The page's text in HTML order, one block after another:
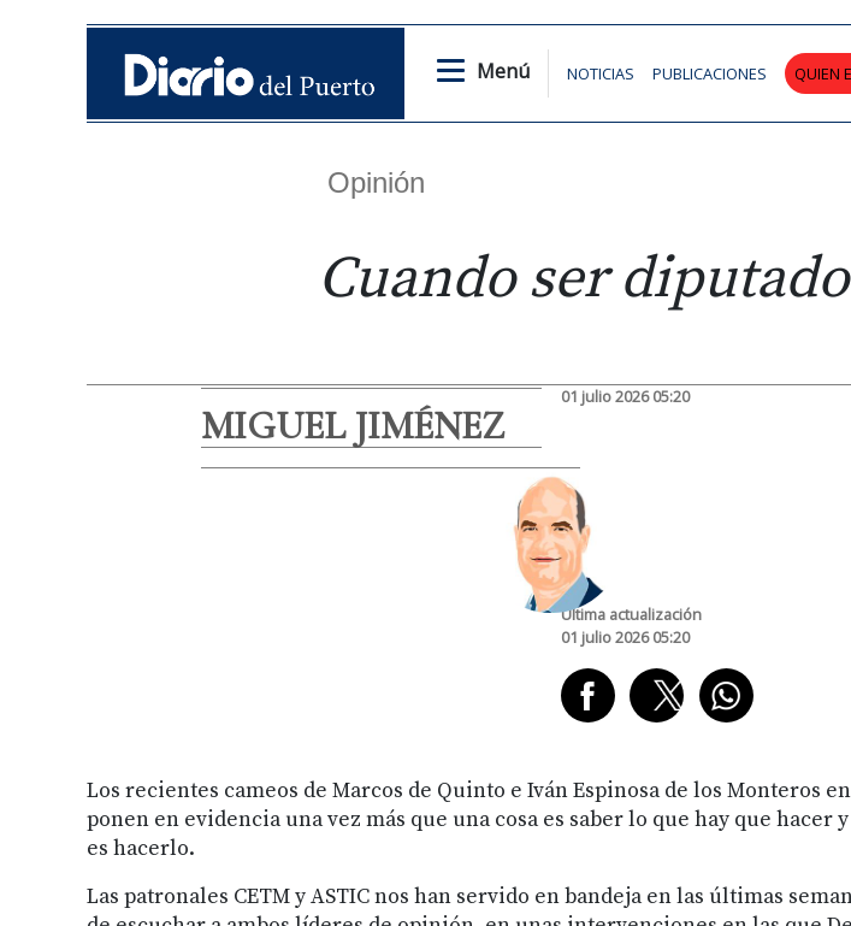
Menú NOTICIAS PUBLICACIONES QUIEN
Opinión
Cuando ser
01 julio 2026 05:20
MIGUEL JIMÉNEZ
Última actualización
01 julio 2026 05:20
Los recientes cameos de Marcos de Quinto e Iván Espinosa de los Monteros
ponen en evidencia una vez más que una cosa es saber lo que hay que hacer
es hacerlo.
Las patronales CETM y ASTIC nos han servido en bandeja en las últimas